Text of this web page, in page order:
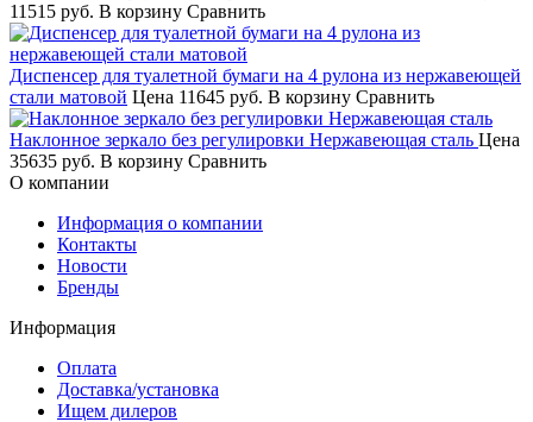
11515 руб. В корзину Сравнить
Диспенсер для туалетной бумаги на 4 рулона из нержавеющей
стали матовой Цена 11645 руб. В корзину Сравнить
Наклонное зеркало без регулировки Нержавеющая сталь Цена
35635 руб. В корзину Сравнить
О компании
Информация о компании
Контакты
Новости
Бренды
Информация
Оплата
Доставка/установка
Ищем дилеров